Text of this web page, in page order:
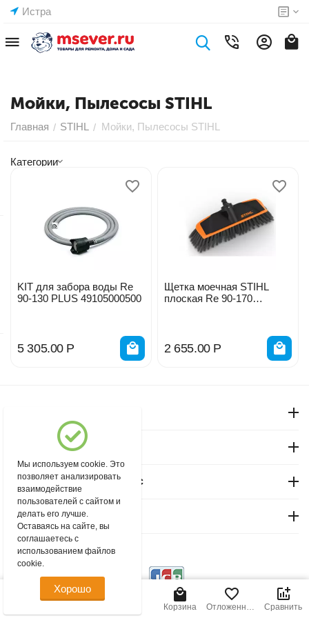
Истра
Мойки, Пылесосы STIHL
Главная / STIHL / Мойки, Пылесосы STIHL
Категории
KIT для забора воды Re
90-130 PLUS 49105000500
5 305.00 Р
Щетка моечная STIHL
плоская Re 90-170
2 655.00 Р
Магазин "Северный"
Покупательский сервис
Контакты
© 2004 - 2026 msever.ru.
Корзина
Отложенные
Сравнить
Мы используем cookie. Это
позволяет анализировать
взаимодействие
пользователей с сайтом и
делать его лучше.
Оставаясь на сайте, вы
соглашаетесь с
использованием файлов
cookie.
Хорошо